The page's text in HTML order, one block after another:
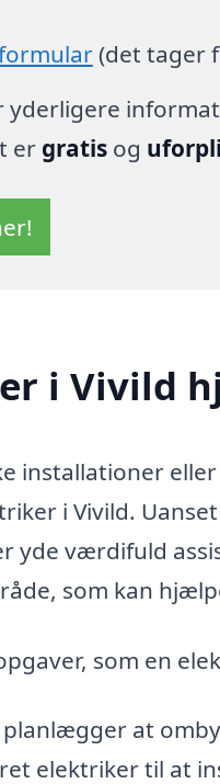
(det tager
yderligere
er gratisog
i Vivild
installationer
i Vivild.
yde værdifuld
som kan
som en
planlægger at
elektriker til at